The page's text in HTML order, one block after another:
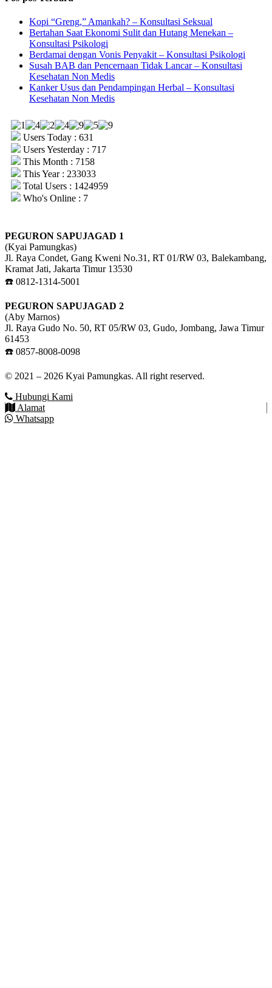
Kopi “Greng,” Amankah? – Konsultasi Seksual
Bertahan Saat Ekonomi Sulit dan Hutang Menekan –
Konsultasi Psikologi
Berdamai dengan Vonis Penyakit – Konsultasi Psikologi
Susah BAB dan Pencernaan Tidak Lancar – Konsultasi
Kesehatan Non Medis
Kanker Usus dan Pendampingan Herbal – Konsultasi
Kesehatan Non Medis
Users Today : 631
Users Yesterday : 717
This Month : 7158
This Year : 233033
Total Users : 1424959
Who's Online : 7
PEGURON SAPUJAGAD 1
(Kyai Pamungkas)
Jl. Raya Condet, Gang Kweni No.31, RT 01/RW 03, Balekambang,
Kramat Jati, Jakarta Timur 13530
☎️ 0812-1314-5001
PEGURON SAPUJAGAD 2
(Aby Marnos)
Jl. Raya Gudo No. 50, RT 05/RW 03, Gudo, Jombang, Jawa Timur
61453
☎️ 0857-8008-0098
© 2021 – 2026 Kyai Pamungkas. All right reserved.
Hubungi Kami
Alamat
Whatsapp